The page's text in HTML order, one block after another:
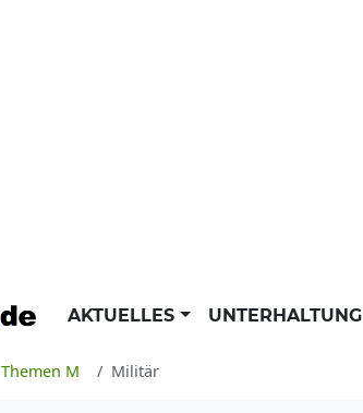
AKTUELLES UNTERHALTUNG
Themen M Militär